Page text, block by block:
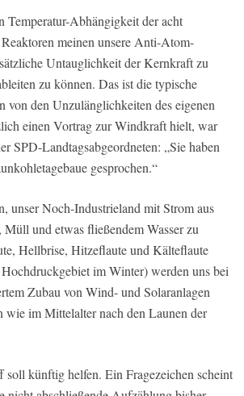
Temperatur-Abhängigkeit der acht
meinen unsere Anti-Atom-
Untauglichkeit der Kernkraft zu
zu können. Das ist die typische
von den Unzulänglichkeiten des eigenen
einen Vortrag zur Windkraft hielt, war
SPD-Landtagsabgeordneten: „Sie haben
gesprochen.“
unser Noch-Industrieland mit Strom aus
und etwas fließendem Wasser zu
Hellbrise, Hitzeflaute und Kälteflaute
im Winter) werden uns bei
Zubau von Wind- und Solaranlagen
wie im Mittelalter nach den Launen der
soll künftig helfen. Ein Fragezeichen scheint